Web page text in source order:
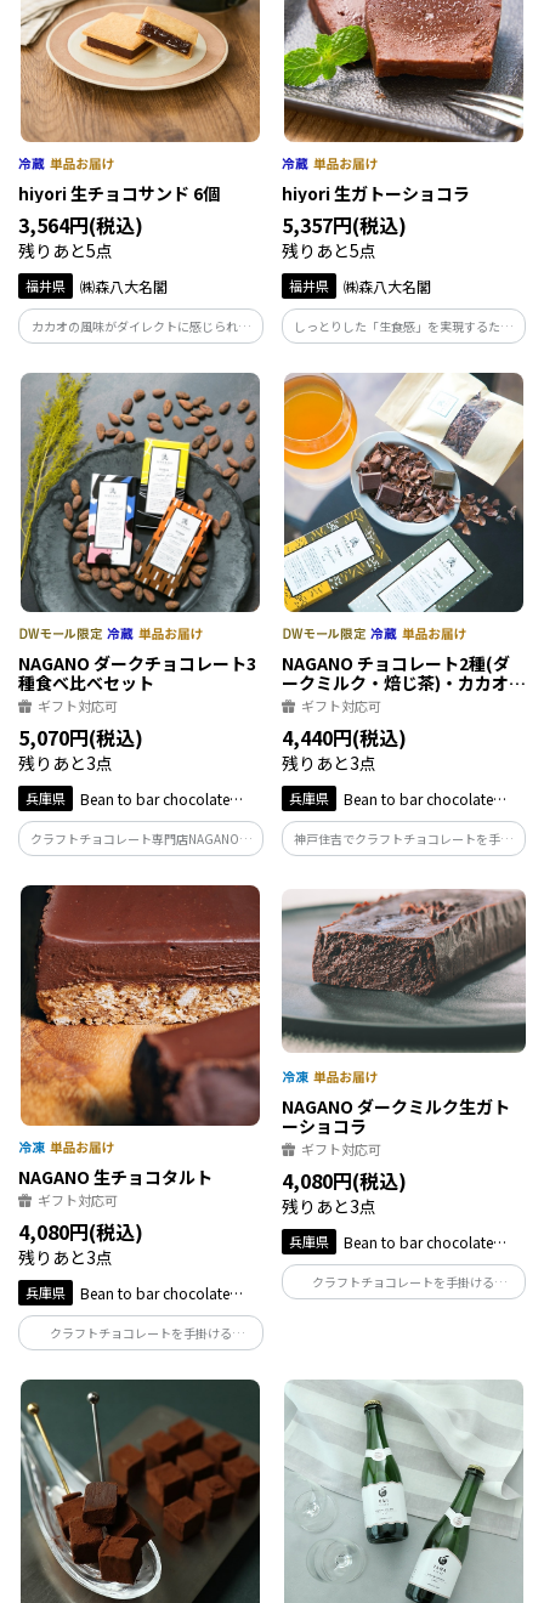
hiyori 生チョコサンド 6個
3,564円(税込)
残りあと5点
福井県 ㈱森八大名閣
カカオの風味がダイレクトに感じられる
厚みがあってしっとりした「ガナッシ
ュ」と、その魅力を引き出す極薄の「ク
ッキー」が一体化した人気の定番。
hiyori 生ガトーショコラ
5,357円(税込)
残りあと5点
福井県 ㈱森八大名閣
しっとりした「生食感」を実現するため
に、粉を使わず仕上げています。カカオの
味がダイレクトに感じられ、豆本来の個
性が楽しめるのも特徴。濃厚なのに重く
ない仕上がりも魅力です。
NAGANO ダークチョコレート3
種食べ比べセット
ギフト対応可
5,070円(税込)
残りあと3点
兵庫県
Bean to bar chocolate
NAGANO
クラフトチョコレート専門店NAGANOの
こだわりが詰まったダークチョコレート
食べ比べセット。厳選したこだわりのカ
カオ豆と沖縄のきび砂糖、カカオ由来の
カカオバターのみで作り上げたスペシャ
リティチョコ。
NAGANO チョコレート2種(ダ
ークミルク・焙じ茶)・カカオテ
ィーセット
ギフト対応可
4,440円(税込)
残りあと3点
兵庫県
Bean to bar chocolate
NAGANO
神戸住吉でクラフトチョコレートを手掛
けるNAGANOで人気のチョコレート2種と
な方へのギフトにはもちろん、頑張った
自分へのご褒美にも。
NAGANO 生チョコタルト
ギフト対応可
4,080円(税込)
残りあと3点
兵庫県
Bean to bar chocolate
NAGANO
クラフトチョコレートを手掛ける
NAGANOの進化系ミルクチョコ、ダーク
ミルクをくど過ぎないくらいのあっさり
とした生チョコに、オリジナルジャムを
合わせた濃厚でくせになるタルト生地と
合わせました。
NAGANO ダークミルク生ガト
ーショコラ
ギフト対応可
4,080円(税込)
残りあと3点
兵庫県
Bean to bar chocolate
NAGANO
クラフトチョコレートを手掛ける
NAGANOで一番人気の、ダークミルクを